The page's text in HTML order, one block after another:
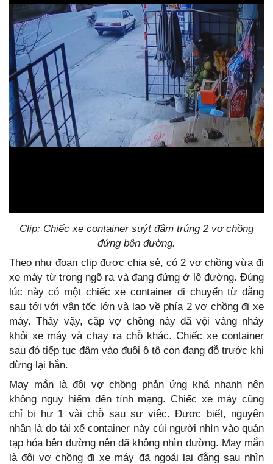
Clip: Chiếc xe container suýt đâm trúng 2 vợ chồng
đứng bên đường.
Theo như đoạn clip được chia sẻ, có 2 vợ chồng vừa đi
xe máy từ trong ngõ ra và đang đứng ở lề đường. Đúng
lúc này có một chiếc xe container di chuyển từ đằng
sau tới với vận tốc lớn và lao về phía 2 vợ chồng đi xe
máy. Thấy vậy, cặp vợ chồng này đã vội vàng nhảy
khỏi xe máy và chạy ra chỗ khác. Chiếc xe container
sau đó tiếp tục đâm vào đuôi ô tô con đang đỗ trước khi
dừng lại hẳn.
May mắn là đôi vợ chồng phản ứng khá nhanh nên
không nguy hiểm đến tính mạng. Chiếc xe máy cũng
chỉ bị hư 1 vài chỗ sau sự việc. Được biết, nguyên
nhân là do tài xế container này cúi người nhìn vào quán
tạp hóa bên đường nên đã không nhìn đường. May mắn
là đôi vợ chồng đi xe máy đã ngoái lại đằng sau nhìn